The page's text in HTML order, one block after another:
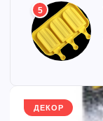
5
ДЕКОР